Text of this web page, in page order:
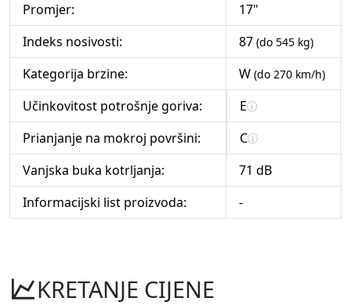
Promjer:
17"
Indeks nosivosti:
87 (do 545 kg)
Kategorija brzine: W (do 270 km/h)
Učinkovitost potrošnje goriva:
E
Prianjanje na mokroj površini:
C
Vanjska buka kotrljanja:
71 dB
Informacijski list proizvoda:
-
KRETANJE CIJENE